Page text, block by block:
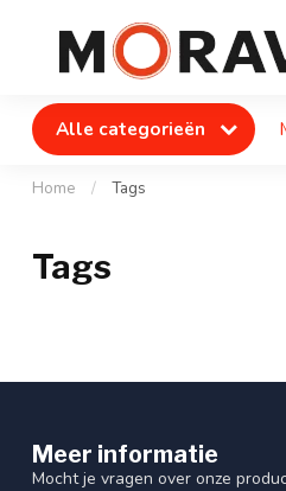
Alle categorieën
Home / Tags
Tags
Meer informatie
Mocht je vragen over onze